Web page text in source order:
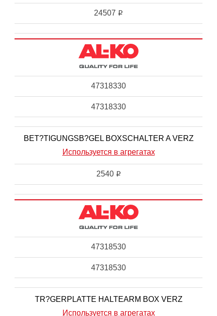
24507 i
47318330
47318330
BET?TIGUNGSB?GEL BOXSCHALTER A VERZ
Используется в агрегатах
2540 i
47318530
47318530
TR?GERPLATTE HALTEARM BOX VERZ
Используется в агрегатах